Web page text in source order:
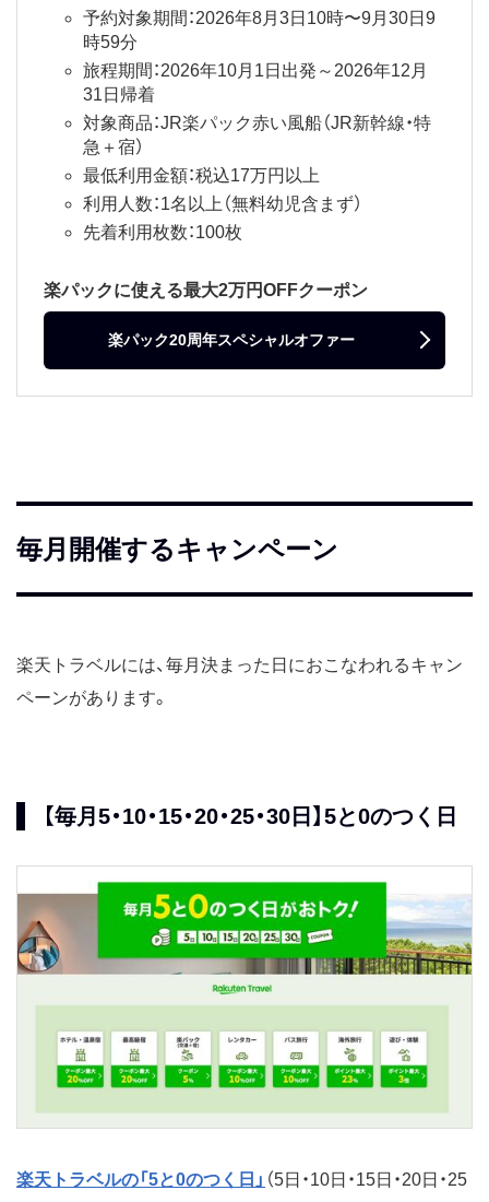
予約対象期間：2026年8月3日10時〜9月30日9
時59分
旅程期間：2026年10月1日出発～2026年12月
31日帰着
対象商品：JR楽パック赤い風船（JR新幹線・特
急＋宿）
最低利用金額：税込17万円以上
利用人数：1名以上（無料幼児含まず）
先着利用枚数：100枚
楽パックに使える最大2万円OFFクーポン
楽パック20周年スペシャルオファー
毎月開催するキャンペーン
楽天トラベルには、毎月決まった日におこなわれるキャン
ペーンがあります。
【毎月5・10・15・20・25・30日】5と0のつく日
楽天トラベルの「5と0のつく日」 （5日・10日・15日・20日・25